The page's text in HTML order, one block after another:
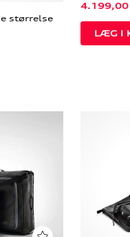
størrelse
4.199,00